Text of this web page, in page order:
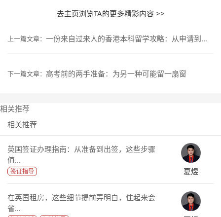
去主页浏览TA的更多精彩内容 >>
上一篇文章： 一份来自过来人的香港本科留学攻略：从申请到入学，这些细节值得留意
下一篇文章： 高考前的两手准备：为另一种可能留一扇窗
相关推荐
相关推荐
英国签证办理指南：从准备到出签，这些步骤
值...
签证指导 夏煜
在英国租房，这些细节提前弄明白，住起来会
省...